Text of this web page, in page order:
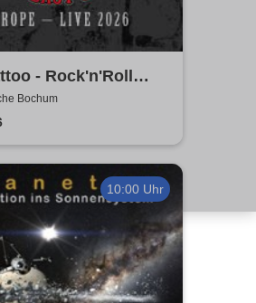
- Rock'n'Roll
One Last Ride
Bochum
10:00 Uhr